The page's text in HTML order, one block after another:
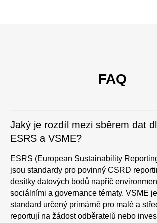
FAQ
Jaký je rozdíl mezi sběrem dat
ESRS a VSME?
ESRS (European Sustainability
jsou standardy pro povinný CSRD
desítky datových bodů napříč
sociálními a governance tématy. VSME
standard určený primárně pro malé a
reportují na žádost odběratelů nebo